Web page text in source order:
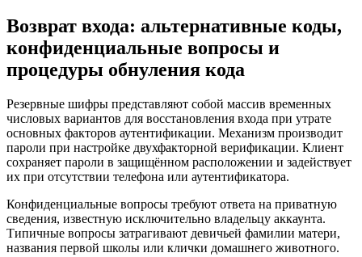
Возврат входа: альтернативные коды,
конфиденциальные вопросы и
процедуры обнуления кода
Резервные шифры представляют собой массив временных
числовых вариантов для восстановления входа при утрате
основных факторов аутентификации. Механизм производит
пароли при настройке двухфакторной верификации. Клиент
сохраняет пароли в защищённом расположении и задействует
их при отсутствии телефона или аутентификатора.
Конфиденциальные вопросы требуют ответа на приватную
сведения, известную исключительно владельцу аккаунта.
Типичные вопросы затрагивают девичьей фамилии матери,
названия первой школы или клички домашнего животного.